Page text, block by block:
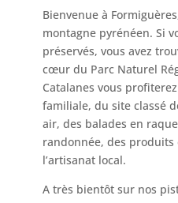
Bienvenue à
montagne pyrénéen. Si
préservés, vous avez
cœur du Parc Naturel
Catalanes vous
familiale, du site classé
air, des balades en
randonnée, des
l’artisanat local.
A très bientôt sur nos